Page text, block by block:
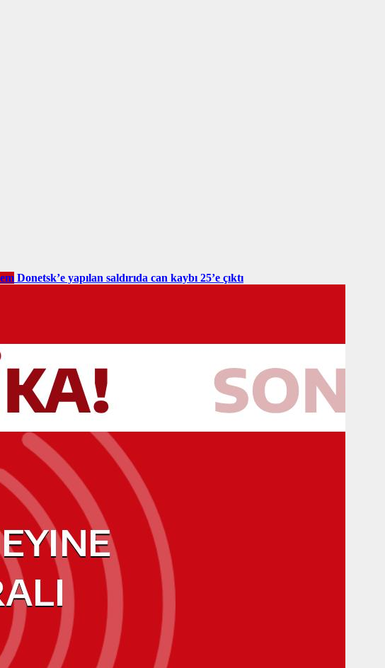
Donetsk’e yapılan saldırıda can kaybı 25’e çıktı